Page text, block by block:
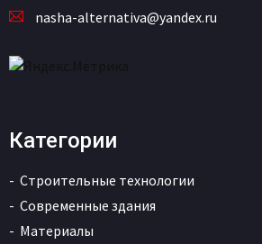
nasha-alternativa@yandex.ru
Категории
Строительные технологии
Современные здания
Материалы